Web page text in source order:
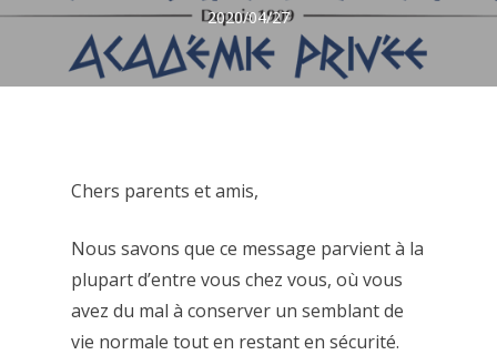
2020/04/27
Chers parents et amis,
Nous savons que ce message parvient à la
plupart d’entre vous chez vous, où vous
avez du mal à conserver un semblant de
vie normale tout en restant en sécurité.